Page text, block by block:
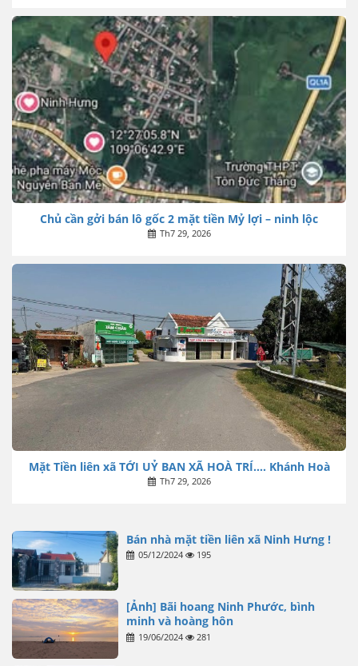
Chủ cần gởi bán lô gốc 2 mặt tiền Mỷ lợi – ninh lộc
Th7 29, 2026
Mặt Tiền liên xã TỚI UỶ BAN XÃ HOÀ TRÍ…. Khánh Hoà
Th7 29, 2026
Bán nhà mặt tiền liên xã Ninh Hưng !
05/12/2024 195
[Ảnh] Bãi hoang Ninh Phước, bình
minh và hoàng hôn
19/06/2024 281